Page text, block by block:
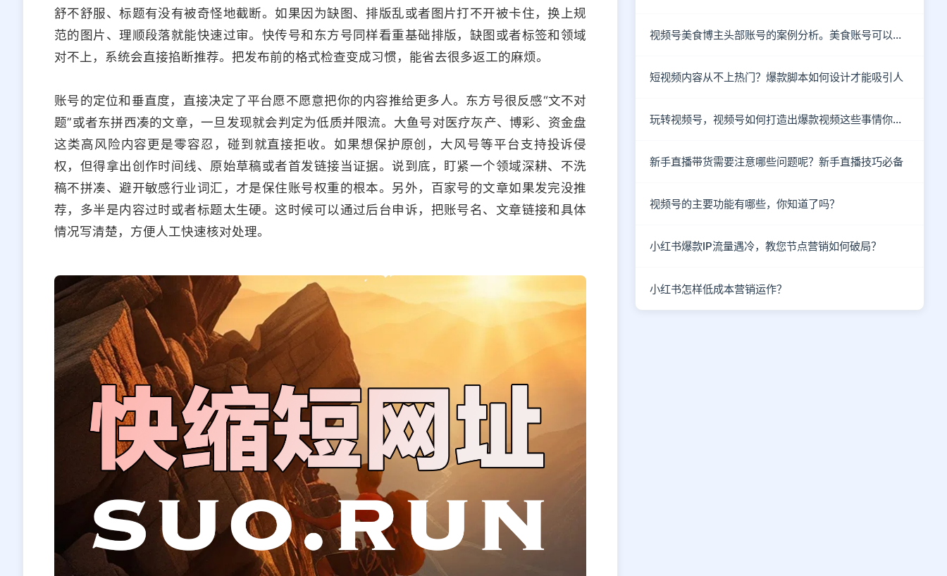
舒不舒服、标题有没有被奇怪地截断。如果因为缺图、排版乱或者图片打不开被卡住，换上规
范的图片、理顺段落就能快速过审。快传号和东方号同样看重基础排版，缺图或者标签和领域
对不上，系统会直接掐断推荐。把发布前的格式检查变成习惯，能省去很多返工的麻烦。
账号的定位和垂直度，直接决定了平台愿不愿意把你的内容推给更多人。东方号很反感“文不对
题”或者东拼西凑的文章，一旦发现就会判定为低质并限流。大鱼号对医疗灰产、博彩、资金盘
这类高风险内容更是零容忍，碰到就直接拒收。如果想保护原创，大风号等平台支持投诉侵
权，但得拿出创作时间线、原始草稿或者首发链接当证据。说到底，盯紧一个领域深耕、不洗
稿不拼凑、避开敏感行业词汇，才是保住账号权重的根本。另外，百家号的文章如果发完没推
荐，多半是内容过时或者标题太生硬。这时候可以通过后台申诉，把账号名、文章链接和具体
情况写清楚，方便人工快速核对处理。
视频号美食博主头部账号的案例分析。美食账号可以做哪些类型的内容？
短视频内容从不上热门？爆款脚本如何设计才能吸引人
玩转视频号，视频号如何打造出爆款视频这些事情你知道了吗？
新手直播带货需要注意哪些问题呢？新手直播技巧必备
视频号的主要功能有哪些，你知道了吗？
小红书爆款IP流量遇冷，教您节点营销如何破局？
小红书怎样低成本营销运作？